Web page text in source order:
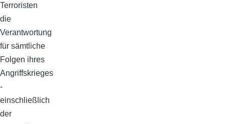
Terroristen
die
Verantwortung
für sämtliche
Folgen ihres
Angriffskrieges
-
einschließlich
der